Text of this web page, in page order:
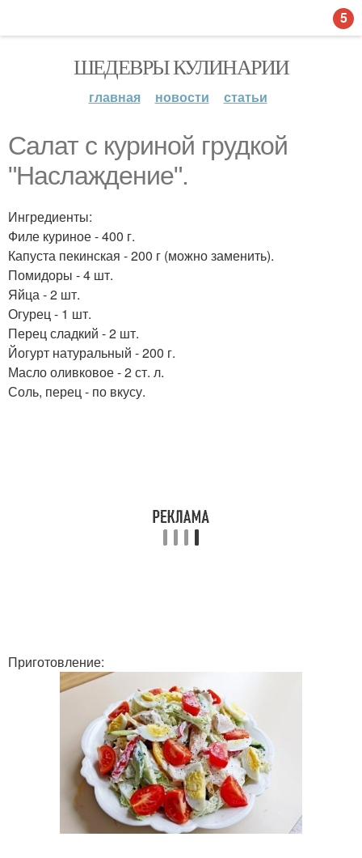
ШЕДЕВРЫ КУЛИНАРИИ
главная новости статьи
Салат с куриной грудкой
"Наслаждение".
Ингредиенты:
Филе куриное - 400 г.
Капуста пекинская - 200 г (можно заменить).
Помидоры - 4 шт.
Яйца - 2 шт.
Огурец - 1 шт.
Перец сладкий - 2 шт.
Йогурт натуральный - 200 г.
Масло оливковое - 2 ст. л.
Соль, перец - по вкусу.
Приготовление:
5